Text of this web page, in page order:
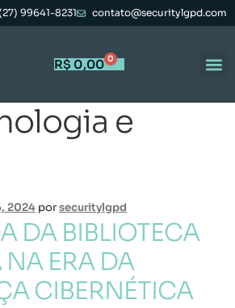
99641-8231 contato@securitylgpd.com
R$ 0,00 0
e
2024 porsecuritylgpd
DA BIBLIOTECA
ERA DA
CIBERNÉTICA